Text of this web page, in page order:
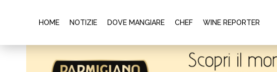
HOME NOTIZIE DOVE MANGIARE CHEF WINE REPORTER